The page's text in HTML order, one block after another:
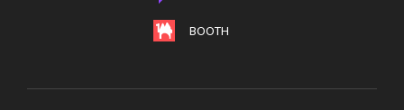
BOOTH